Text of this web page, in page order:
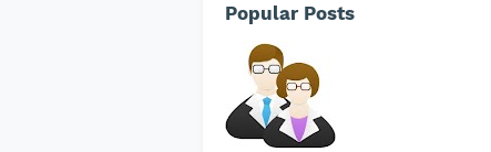
Popular Posts